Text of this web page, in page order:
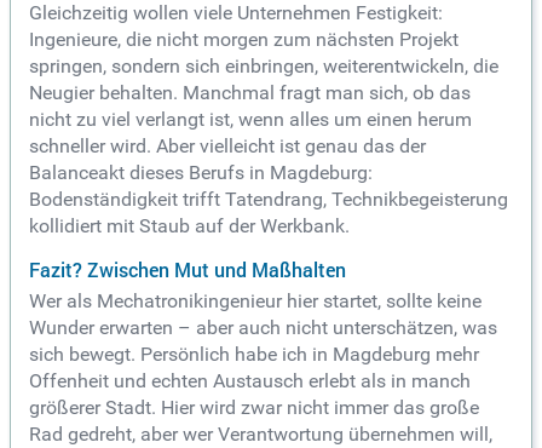
Gleichzeitig wollen viele Unternehmen Festigkeit:
Ingenieure, die nicht morgen zum nächsten Projekt
springen, sondern sich einbringen, weiterentwickeln, die
Neugier behalten. Manchmal fragt man sich, ob das
nicht zu viel verlangt ist, wenn alles um einen herum
schneller wird. Aber vielleicht ist genau das der
Balanceakt dieses Berufs in Magdeburg:
Bodenständigkeit trifft Tatendrang, Technikbegeisterung
kollidiert mit Staub auf der Werkbank.
Fazit? Zwischen Mut und Maßhalten
Wer als Mechatronikingenieur hier startet, sollte keine
Wunder erwarten – aber auch nicht unterschätzen, was
sich bewegt. Persönlich habe ich in Magdeburg mehr
Offenheit und echten Austausch erlebt als in manch
größerer Stadt. Hier wird zwar nicht immer das große
Rad gedreht, aber wer Verantwortung übernehmen will,